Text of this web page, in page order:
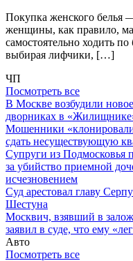
Покупка женского белья
женщины, как правило,
самостоятельно ходить
выбирая лифчики, […]
ЧП
Посмотреть все
В Москве возбудили
дворниках в
Мошенники
сдать несуществующую
Супруги из Подмосковья
за убийство приемной
исчезновением
Суд арестовал главу
Шестуна
Москвич, взявший в
заявил в суде, что ему
Авто
Посмотреть все